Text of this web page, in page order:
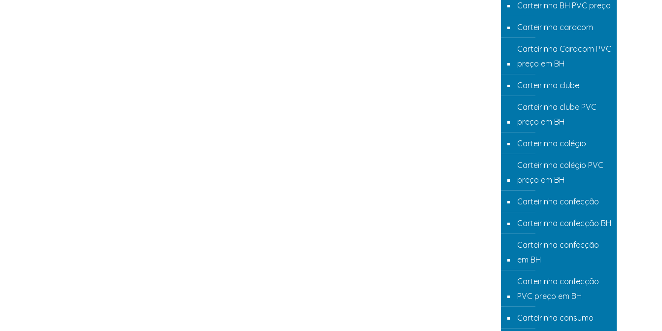
Carteirinha BH PVC preço
Carteirinha cardcom
Carteirinha Cardcom PVC
preço em BH
Carteirinha clube
Carteirinha clube PVC
preço em BH
Carteirinha colégio
Carteirinha colégio PVC
preço em BH
Carteirinha confecção
Carteirinha confecção BH
Carteirinha confecção
em BH
Carteirinha confecção
PVC preço em BH
Carteirinha consumo